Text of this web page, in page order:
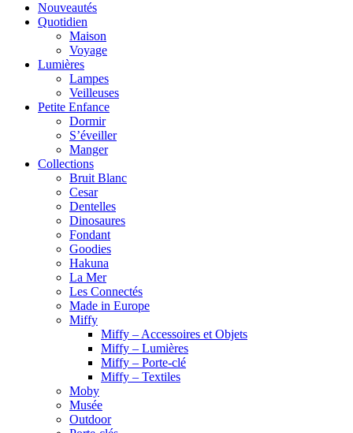
Nouveautés
Quotidien
Maison
Voyage
Lumières
Lampes
Veilleuses
Petite Enfance
Dormir
S’éveiller
Manger
Collections
Bruit Blanc
Cesar
Dentelles
Dinosaures
Fondant
Goodies
Hakuna
La Mer
Les Connectés
Made in Europe
Miffy
Miffy – Accessoires et Objets
Miffy – Lumières
Miffy – Porte-clé
Miffy – Textiles
Moby
Musée
Outdoor